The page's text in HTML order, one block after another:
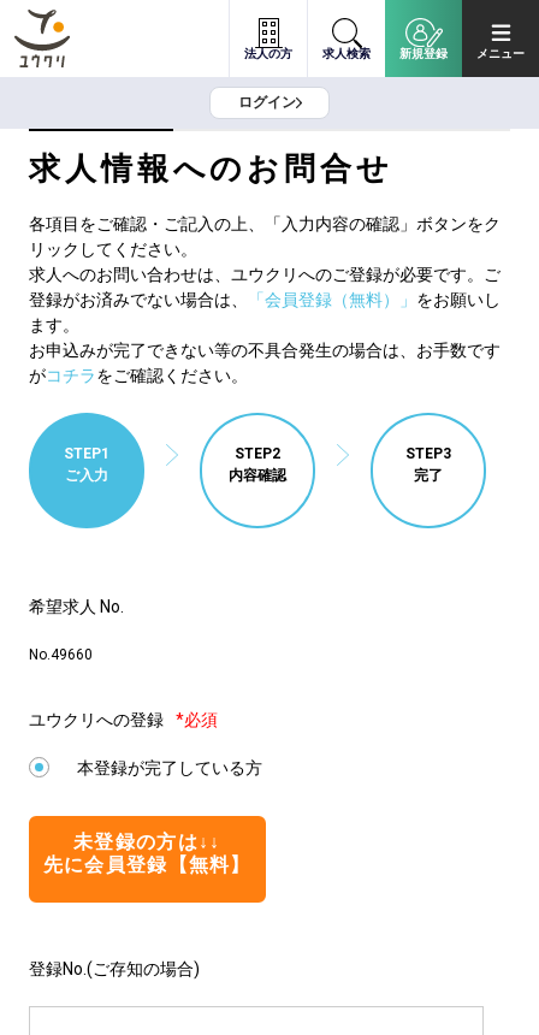
法人の方 求人検索 新規登録 メニュー
ログイン
求人情報へのお問合せ
各項目をご確認・ご記入の上、「入力内容の確認」ボタンをク
リックしてください。
求人へのお問い合わせは、ユウクリへのご登録が必要です。ご
登録がお済みでない場合は、
「会員登録（無料）」 をお願いし
ます。
お申込みが完了できない等の不具合発生の場合は、お手数です
がコチラをご確認ください。
STEP1
ご入力
STEP2
内容確認
STEP3
完了
希望求人 No.
No.49660
ユウクリへの登録 *必須
本登録が完了している方
未登録の方は↓↓
先に会員登録【無料】
登録No.(ご存知の場合)